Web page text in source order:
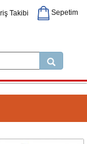
Takibi Sepetim